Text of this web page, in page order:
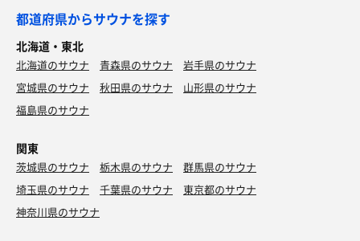
試してみたいです！と大はしゃぎの私。
香りのするアロマ水をかけてくださいました^_^
いい匂い^_^これはどこかで嗅いだ気がする！どこだった
かな。名栗かな^_^
サウナテントはじわじわと体の温度が上がる感じで最高で
戻ってみるとサウナストーブが消えてました！原因は電気
を消していたので換気扇が回らず、空気が循環しないの
で、安全装置が作動してしまい、自動停止。
サウナストーブを再度つけていただいた時に、オーナーの
都道府県からサウナを探す
北海道・東北
北海道のサウナ 青森県のサウナ
岩手県のサウナ
宮城県のサウナ
秋田県のサウナ
山形県のサウナ
福島県のサウナ
関東
茨城県のサウナ 栃木県のサウナ
群馬県のサウナ
埼玉県のサウナ
千葉県のサウナ
東京都のサウナ
神奈川県のサウナ